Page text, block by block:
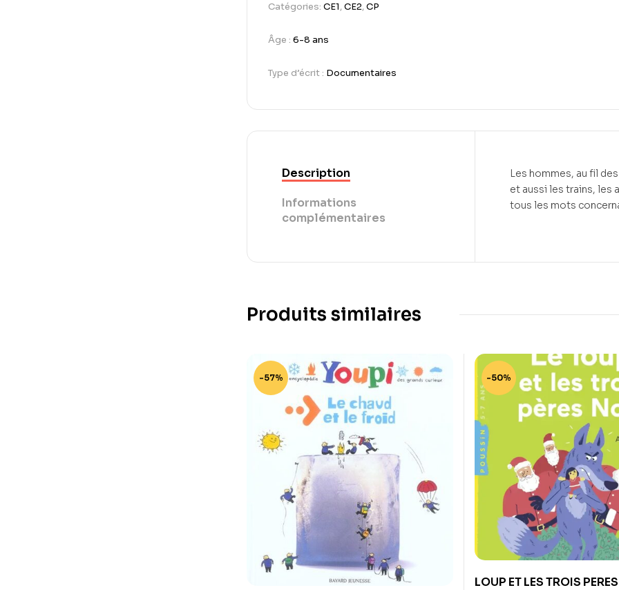
Catégories: CE1,CE2,CP
Âge : 6-8 ans
Type d’écrit : Documentaires
Description
Informations
complémentaires
Les hommes, au fil
et aussi les trains, les
tous les mots
Produits similaires
-57% -50%
LOUP ET LES TROIS